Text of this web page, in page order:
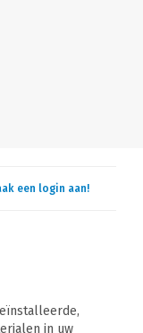
een login aan!
in uw